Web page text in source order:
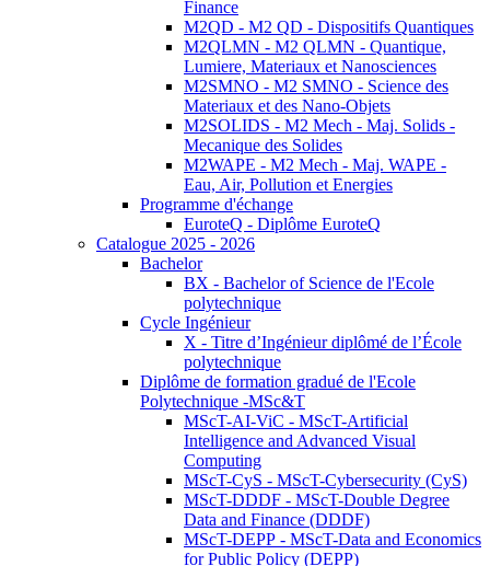
Finance
M2QD - M2 QD - Dispositifs Quantiques
M2QLMN - M2 QLMN - Quantique,
Lumiere, Materiaux et Nanosciences
M2SMNO - M2 SMNO - Science des
Materiaux et des Nano-Objets
M2SOLIDS - M2 Mech - Maj. Solids -
Mecanique des Solides
M2WAPE - M2 Mech - Maj. WAPE -
Eau, Air, Pollution et Energies
Programme d'échange
EuroteQ - Diplôme EuroteQ
Catalogue 2025 - 2026
Bachelor
BX - Bachelor of Science de l'Ecole
polytechnique
Cycle Ingénieur
X - Titre d’Ingénieur diplômé de l’École
polytechnique
Diplôme de formation gradué de l'Ecole
Polytechnique -MSc&T
MScT-AI-ViC - MScT-Artificial
Intelligence and Advanced Visual
Computing
MScT-CyS - MScT-Cybersecurity (CyS)
MScT-DDDF - MScT-Double Degree
Data and Finance (DDDF)
MScT-DEPP - MScT-Data and Economics
for Public Policy (DEPP)